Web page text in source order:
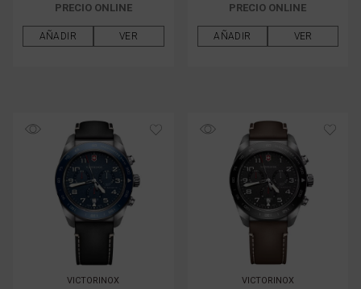
PRECIO ONLINE
AÑADIR VER
PRECIO ONLINE
AÑADIR VER
VICTORINOX
VICTORINOX